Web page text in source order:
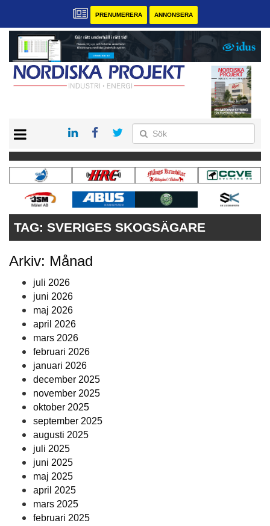
PRENUMERERA ANNONSERA
KONTAKT
VÅRA ANDRA MAGASIN
PRENUMERERA
ANNONSERA
TAG: SVERIGES SKOGSÄGARE
Arkiv: Månad
juli 2026
juni 2026
maj 2026
april 2026
mars 2026
februari 2026
januari 2026
december 2025
november 2025
oktober 2025
september 2025
augusti 2025
juli 2025
juni 2025
maj 2025
april 2025
mars 2025
februari 2025